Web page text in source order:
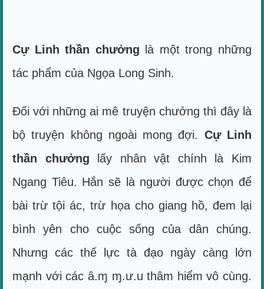
Cự Linh thần chưởng là một trong những
tác phẩm của Ngọa Long Sinh.
Đối với những ai mê truyện chưởng thì đây là
bộ truyện không ngoài mong đợi. Cự Linh
thần chưởng lấy nhân vật chính là Kim
Ngang Tiêu. Hắn sẽ là người được chọn để
bài trừ tội ác, trừ họa cho giang hồ, đem lại
bình yên cho cuộc sống của dân chúng.
Nhưng các thế lực tà đạo ngày càng lớn
mạnh với các â.ɱ ɱ.ư.u thâm hiểm vô cùng.